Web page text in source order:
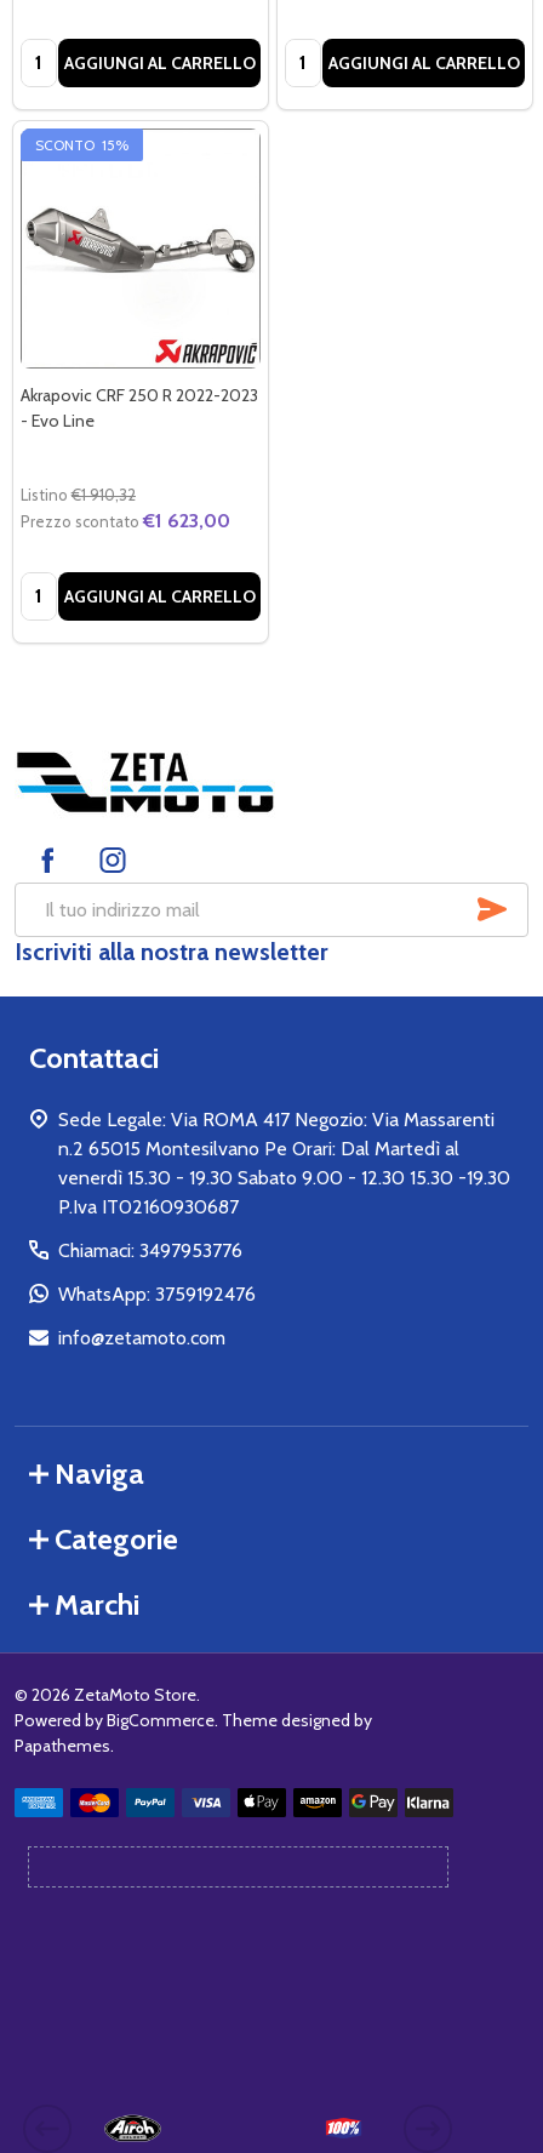
Quantità:AGGIUNGI AL CARRELLO Quantità:AGGIUNGI AL CARRELLO
SCONTO 15%
Akrapovic CRF 250 R 2022-2023
- Evo Line
Listino €1 910,32
Prezzo scontato €1 623,00
Quantità:AGGIUNGI AL CARRELLO
Footer
Start
Indirizzo
mail
Iscriviti alla nostra newsletter
Contattaci
Sede Legale: Via ROMA 417 Negozio: Via Massarenti
n.2 65015 Montesilvano Pe Orari: Dal Martedì al
venerdì 15.30 - 19.30 Sabato 9.00 - 12.30 15.30 -19.30
P.Iva IT02160930687
Chiamaci: 3497953776
WhatsApp: 3759192476
info@zetamoto.com
Naviga
Categorie
Marchi
© 2026 ZetaMoto Store.
Powered byBigCommerce. Theme designed by
Papathemes.